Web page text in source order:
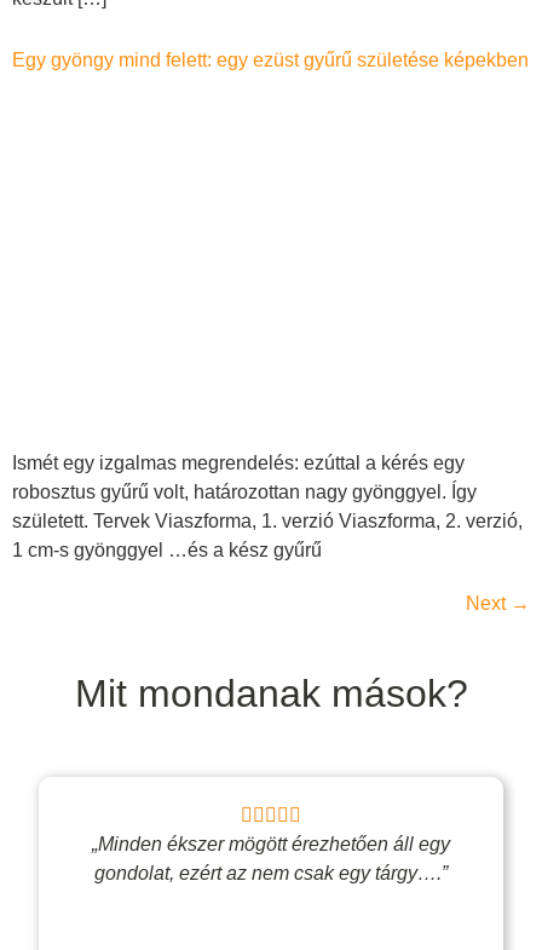
Egy gyöngy mind felett: egy ezüst gyűrű születése képekben
Ismét egy izgalmas megrendelés: ezúttal a kérés egy
robosztus gyűrű volt, határozottan nagy gyönggyel. Így
született. Tervek Viaszforma, 1. verzió Viaszforma, 2. verzió,
1 cm-s gyönggyel …és a kész gyűrű
Next →
Mit mondanak mások?
„Minden ékszer mögött érezhetően áll egy
gondolat, ezért az nem csak egy tárgy….”